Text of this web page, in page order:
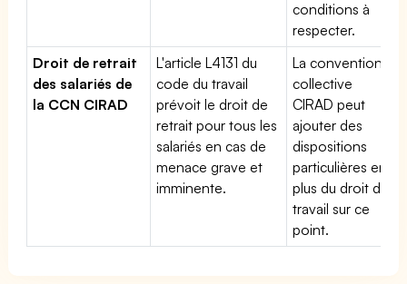
conditions à
respecter.
Droit de retrait
des salariés de
la CCN CIRAD
L'article L4131 du
code du travail
prévoit le droit de
retrait pour tous les
salariés en cas de
menace grave et
imminente.
La convention
collective
CIRAD peut
ajouter des
dispositions
particulières en
plus du droit du
travail sur ce
point.